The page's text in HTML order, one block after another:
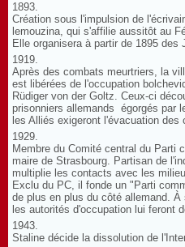
1893.
Création sous l'impulsion de
lemouzina, qui s'affilie aussitôt au
Elle organisera à partir de 1895 des
1919.
Après des combats meurtriers, la
est libérées de l'occupation
Rüdiger von der Goltz. Ceux-ci
prisonniers allemands égorgés par
les Alliés exigeront l'évacuation
1929.
Membre du Comité central du Parti
maire de Strasbourg. Partisan de
multiplie les contacts avec les
Exclu du PC, il fonde un "Parti
de plus en plus du côté allemand.
les autorités d'occupation lui feront
1943.
Staline décide la dissolution de